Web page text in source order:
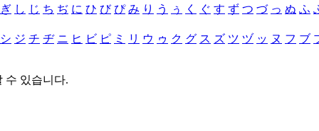
ぎ し じ ち ぢ に ひ び ぴ み り う ぅ く ぐ す ず つ づ っ ぬ ふ
シ ジ チ ヂ ニ ヒ ビ ピ ミ リ ウ ゥ ク グ ス ズ ツ ヅ ッ ヌ フ ブ
수 있습니다.